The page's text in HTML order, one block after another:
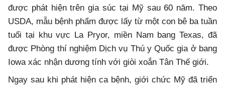
được phát hiện trên gia súc tại Mỹ sau 60 năm. Theo
USDA, mẫu bệnh phẩm được lấy từ một con bê ba tuần
tuổi tại khu vực La Pryor, miền Nam bang Texas, đã
được Phòng thí nghiệm Dịch vụ Thú y Quốc gia ở bang
Iowa xác nhận dương tính với giòi xoắn Tân Thế giới.
Ngay sau khi phát hiện ca bệnh, giới chức Mỹ đã triển